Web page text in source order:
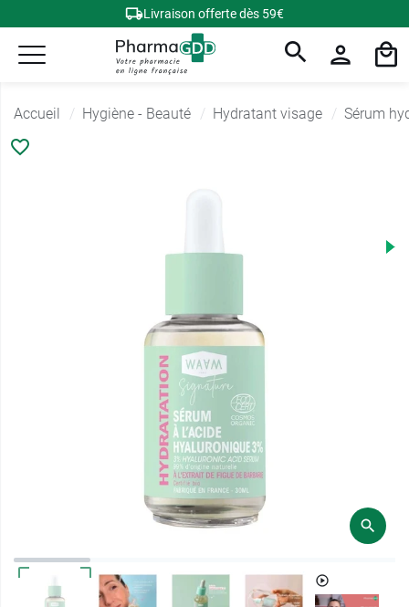
Livraison offerte dès 59€
Accueil Hygiène - Beauté Hydratant visage Sérum